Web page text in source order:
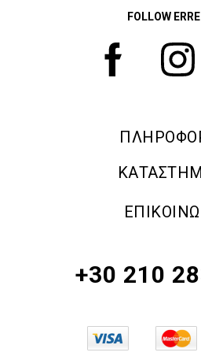
FOLLOW
ERRE DUE
ΠΟΛΙΤΙΚΗ
+30 210